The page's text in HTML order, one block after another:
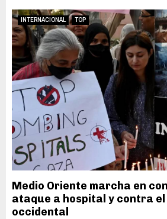
INTERNACIONAL TOP
Medio Oriente marcha en
ataque a hospital y contra
occidental